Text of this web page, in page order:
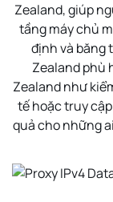
Zealand, giúp
tầng máy chủ
định và băng
Zealand phù
Zealand như
tế hoặc truy
quả cho những